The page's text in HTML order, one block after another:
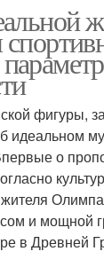
фигуры,
идеальном
о
и мощной
в Древней